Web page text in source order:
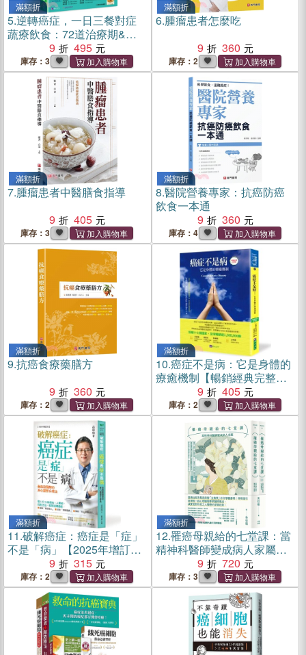
滿額折
5.逆轉癌症，一日三餐對症
蔬療飲食：72道治療期&恢
復期最佳營養補給指南
9 495
庫存：3
滿額折
6.腫瘤患者怎麼吃
9
360
庫存：2
滿額折
7.腫瘤患者中醫膳食指導
9
405
庫存：3
滿額折
8.醫院營養專家：抗癌防癌
飲食一本通
9
360
庫存：4
滿額折
9.抗癌食療藥膳方
9
360
庫存：2
滿額折
10.癌症不是病：它是身體的
療癒機制【暢銷經典完整
9 405
庫存：2
滿額折
11.破解癌症：癌症是「症」
不是「病」【2025年增訂
9 315
庫存：2
滿額折
12.罹癌母親給的七堂課：當
精神科醫師變成病人家屬＋
（續篇）抗癌之役必修的心
理腫瘤學（給癌症病患、照
顧者與醫療人員的「陪伴套
書」。二冊不分售）
9 720
庫存：3